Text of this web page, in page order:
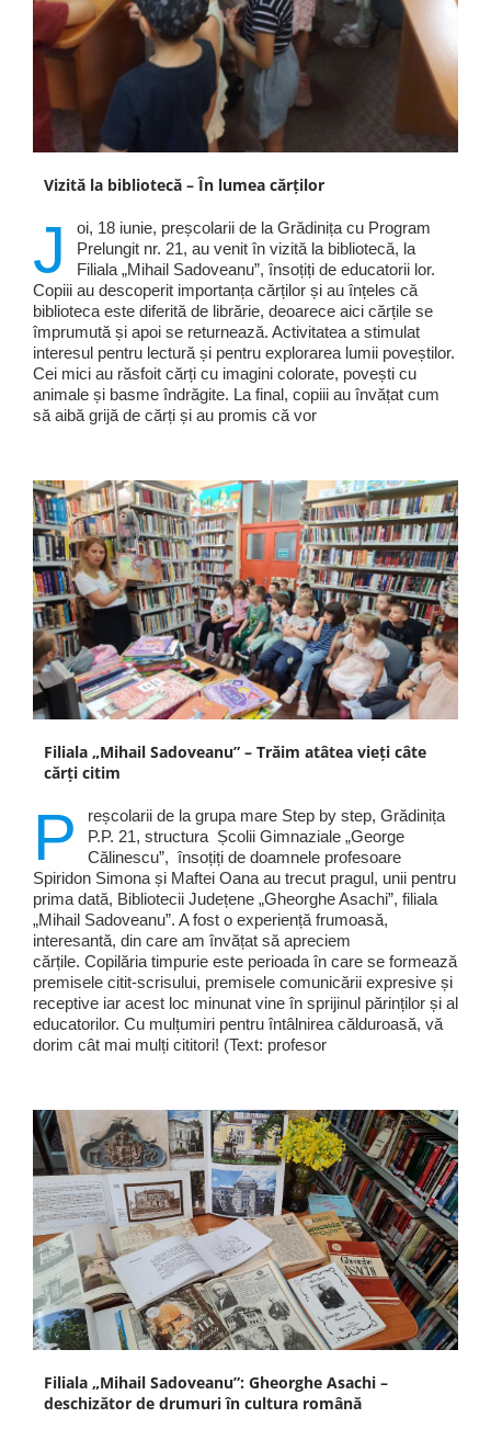
Vizită la bibliotecă – În lumea cărților
J
oi, 18 iunie, preșcolarii de la Grădinița cu Program
Prelungit nr. 21, au venit în vizită la bibliotecă, la
Filiala „Mihail Sadoveanu”, însoțiți de educatorii lor.
Copiii au descoperit importanța cărților și au înțeles că
biblioteca este diferită de librărie, deoarece aici cărțile se
împrumută și apoi se returnează. Activitatea a stimulat
interesul pentru lectură și pentru explorarea lumii poveștilor.
Cei mici au răsfoit cărți cu imagini colorate, povești cu
animale și basme îndrăgite. La final, copiii au învățat cum
să aibă grijă de cărți și au promis că vor
Filiala „Mihail Sadoveanu” – Trăim atâtea vieți câte
cărți citim
P
reșcolarii de la grupa mare Step by step, Grădinița
P.P. 21, structura Școlii Gimnaziale „George
Călinescu”, însoțiți de doamnele profesoare
Spiridon Simona și Maftei Oana au trecut pragul, unii pentru
prima dată, Bibliotecii Județene „Gheorghe Asachi”, filiala
„Mihail Sadoveanu”. A fost o experiență frumoasă,
interesantă, din care am învățat să apreciem
cărțile. Copilăria timpurie este perioada în care se formează
premisele citit-scrisului, premisele comunicării expresive și
receptive iar acest loc minunat vine în sprijinul părinților și al
educatorilor. Cu mulțumiri pentru întâlnirea călduroasă, vă
dorim cât mai mulți cititori! (Text: profesor
Filiala „Mihail Sadoveanu”: Gheorghe Asachi –
deschizător de drumuri în cultura română